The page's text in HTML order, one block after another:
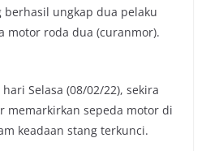
berhasil ungkap dua pelaku
motor roda dua (curanmor).
Selasa (08/02/22), sekira
memarkirkan sepeda motor di
keadaan stang terkunci.